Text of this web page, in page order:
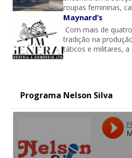
roupas femininas,
Maynard’s
Com mais de
tradição na
táticos e militares, a
Programa Nelson Silva